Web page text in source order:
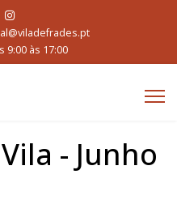
9:00 às 17:00
- Junho